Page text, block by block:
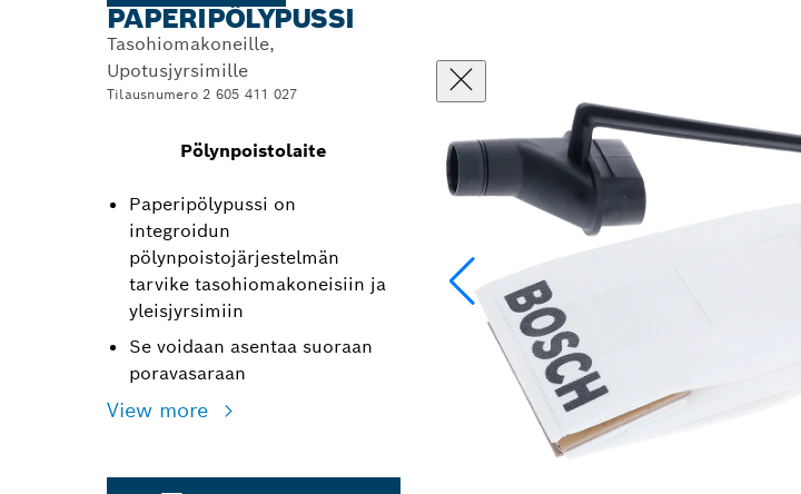
PAPERIPÖLYPUSSI
Tasohiomakoneille,
Upotusjyrsimille
Tilausnumero 2 605 411 027
Pölynpoistolaite
Paperipölypussi on
integroidun
pölynpoistojärjestelmän
tarvike tasohiomakoneisiin ja
yleisjyrsimiin
Se voidaan asentaa suoraan
poravasaraan
View more